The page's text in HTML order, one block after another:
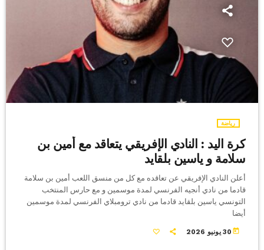
رياضة
كرة اليد : النادي الإفريقي يتعاقد مع أمين بن
سلامة و ياسين بلقايد
أعلن النادي الإفريقي عن تعاقده مع كل من منسق اللعب أمين بن سلامة
قادما من نادي أنجيه الفرنسي لمدة موسمين و مع حارس المنتخب
التونسي ياسين بلقايد قادما من نادي ترومبلاي الفرنسي لمدة موسمين
أيضا
today 30 يونيو 2026